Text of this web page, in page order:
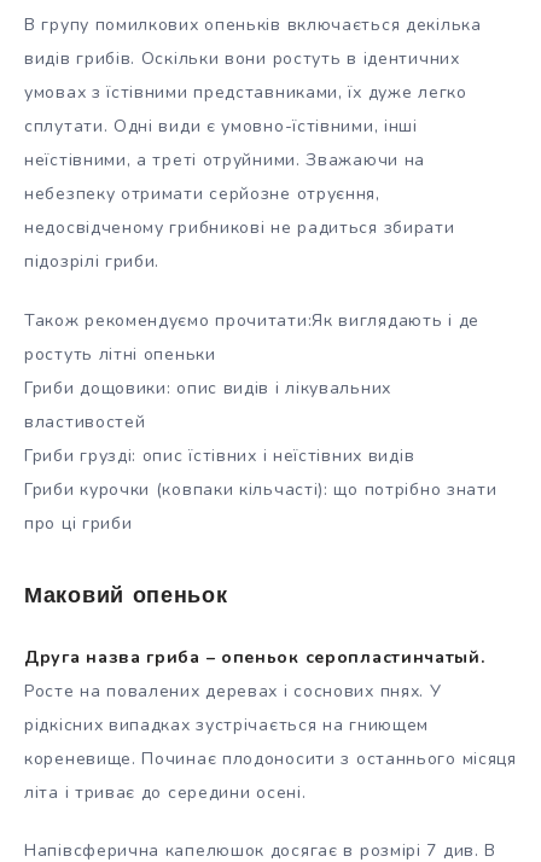
В групу помилкових опеньків включається декілька
видів грибів. Оскільки вони ростуть в ідентичних
умовах з їстівними представниками, їх дуже легко
сплутати. Одні види є умовно-їстівними, інші
неїстівними, а треті отруйними. Зважаючи на
небезпеку отримати серйозне отруєння,
недосвідченому грибникові не радиться збирати
підозрілі гриби.
Також рекомендуємо прочитати:Як виглядають і де
ростуть літні опеньки
Гриби дощовики: опис видів і лікувальних
властивостей
Гриби грузді: опис їстівних і неїстівних видів
Гриби курочки (ковпаки кільчасті): що потрібно знати
про ці гриби
Маковий опеньок
Друга назва гриба – опеньок серопластинчатый.
Росте на повалених деревах і соснових пнях. У
рідкісних випадках зустрічається на гниющем
кореневище. Починає плодоносити з останнього місяця
літа і триває до середини осені.
Напівсферична капелюшок досягає в розмірі 7 див. В